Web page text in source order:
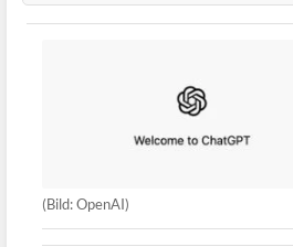
(Bild: OpenAI)